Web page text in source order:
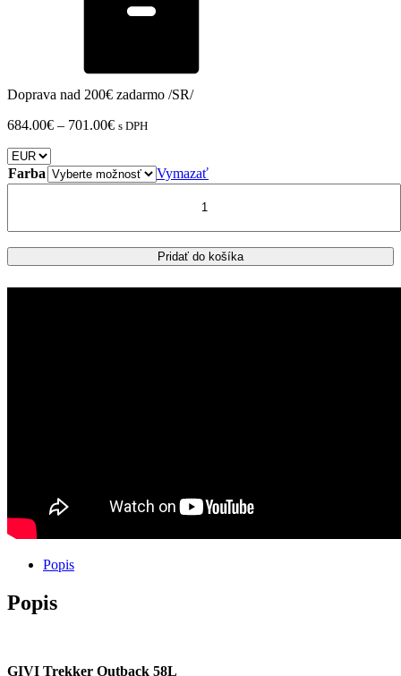
Doprava nad 200€ zadarmo /SR/
684.00€ – 701.00€Price
through
701.00€
s DPH
Farba
Vymazať
zadný
kufor
GIVI
Pridať do košíka
Popis
Popis
GIVI Trekker Outback 58L